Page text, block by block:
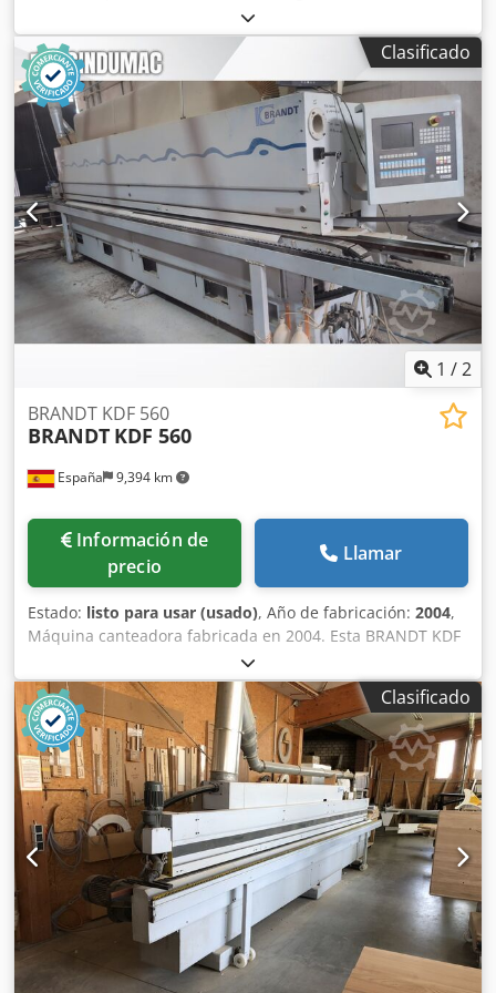
termofusible EVA Precalentador para adhesivo
termofusible EVA Sistema de aire caliente AIRTEK 4 rodillos
de presión Unidad de acabado de extremos Unidad de
fresado fino para el rebaje y redondeo Unidad de
redondeo de esquinas WD60 Unidad de fresado de
desbaste Unidad de alisado de bordes Unidad de
aplicación de adhesivo Unidad de pulido Unidad de
pulverización Software de programación de la máquina
PowerControl PC20
maciza, chapa de madera Sistema de pegado: EVA, aire
caliente Fresado de juntas: sí Djdpfxeqy Em Tj Akpsck
Unidad multifuncional: sí Velocidad máx. Velocidad de
desplazamiento: 11 m/min
Clasificado
1 /2
España 9,394 km
BRANDT KDF 560
BRANDT KDF 560
Información de
precio
Llamar
Estado: listo para usar (usado), Año de fabricación: 2004,
Máquina canteadora fabricada en 2004. Esta BRANDT KDF
560 cuenta con ajuste automático de las unidades
mediante control por ordenador y es apta para el canteado
de cantos finos y gruesos, admitiendo espesores de canto
de 0,4 a 8 mm y alturas de pieza de trabajo de 8 a 50 mm.
Incluye diversas unidades instaladas, como una unidad de
prefresado, una unidad de aplicación de cola y unidades
de pulido. Si busca obtener un acabado de cantos de alta
calidad, considere la máquina BRANDT KDF 560 que
tenemos a la venta. Póngase en contacto con nosotros para
obtener más detalles. • Tipo de variador: 400 V / 50 Hz /
trifásico • Conexión eléctrica principal: 400 V / 50 Hz /
trifásica Dcsdpfsztc Saex Akpok • Consumo de potencia:
13,2 kW • Máquina de canteado de segunda mano • Año de
fabricación: 2004 • Intensidad nominal del fusible: 35 A •
Ajuste automático de la máquina mediante control por
Clasificado